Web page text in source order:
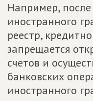
Например,
иностранного
реестр,
запрещается
счетов и
банковских
иностранного